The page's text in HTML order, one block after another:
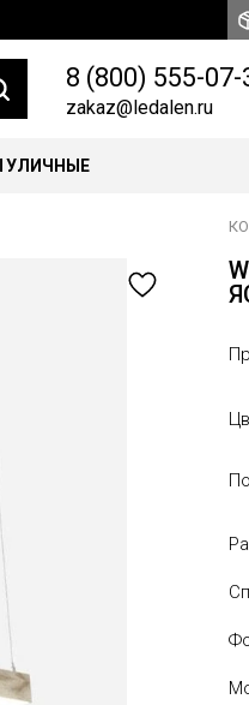
8 (800) 555-07-
zakaz@ledalen.ru
УЛИЧНЫЕ